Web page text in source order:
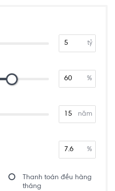
tỷ
%
năm
%
Thanh toán đều hàng
tháng